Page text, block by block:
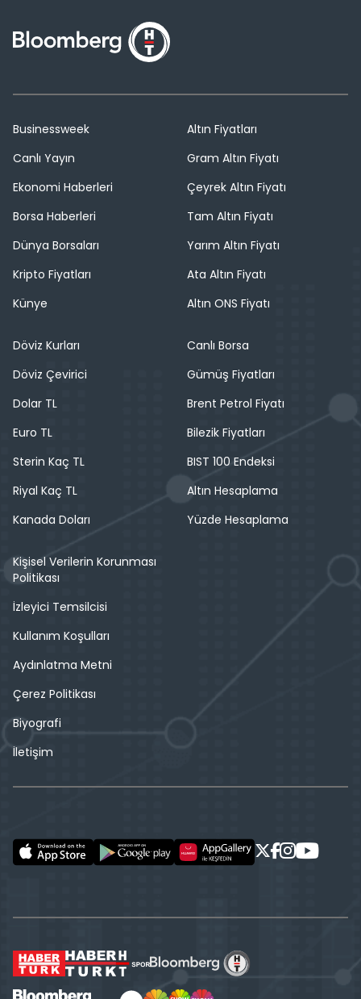
Businessweek
Canlı Yayın
Ekonomi Haberleri
Borsa Haberleri
Dünya Borsaları
Kripto Fiyatları
Künye
Altın Fiyatları
Gram Altın Fiyatı
Çeyrek Altın Fiyatı
Tam Altın Fiyatı
Yarım Altın Fiyatı
Ata Altın Fiyatı
Altın ONS Fiyatı
Döviz Kurları
Döviz Çevirici
Dolar TL
Euro TL
Sterin Kaç TL
Riyal Kaç TL
Kanada Doları
Canlı Borsa
Gümüş Fiyatları
Brent Petrol Fiyatı
Bilezik Fiyatları
BIST 100 Endeksi
Altın Hesaplama
Yüzde Hesaplama
Kişisel Verilerin Korunması
Politikası
İzleyici Temsilcisi
Kullanım Koşulları
Aydınlatma Metni
Çerez Politikası
Biyografi
İletişim